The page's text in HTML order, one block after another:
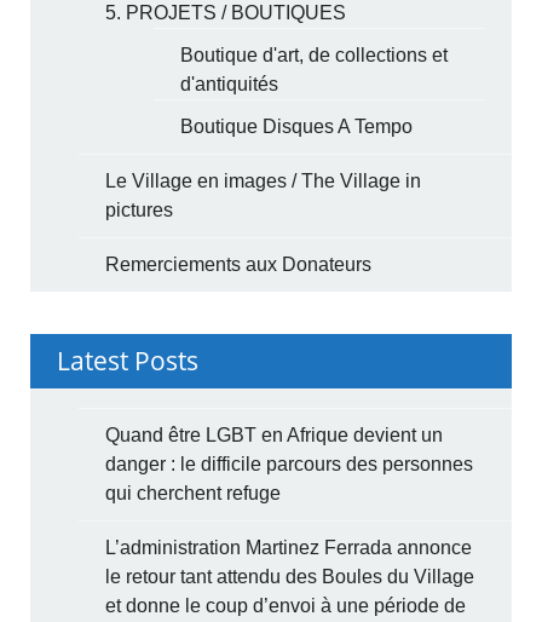
5. PROJETS / BOUTIQUES
Boutique d'art, de collections et
d'antiquités
Boutique Disques A Tempo
Le Village en images / The Village in
pictures
Remerciements aux Donateurs
Latest Posts
Quand être LGBT en Afrique devient un
danger : le difficile parcours des personnes
qui cherchent refuge
L’administration Martinez Ferrada annonce
le retour tant attendu des Boules du Village
et donne le coup d’envoi à une période de